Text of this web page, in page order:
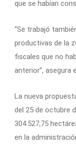
que se habían
“Se trabajó
productivas de la
fiscales que no
anterior”, asegura
La nueva
del 25 de octubre
304.527,75
en la